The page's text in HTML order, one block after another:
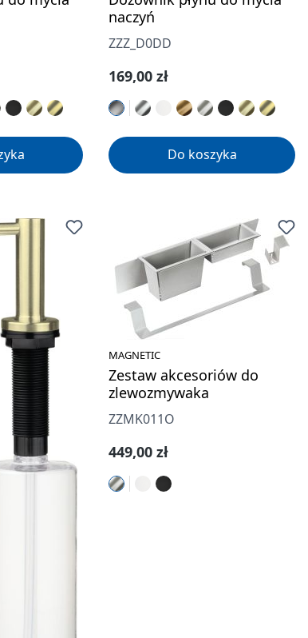
naczyń
ZZZ_D0DD
Cena regularna:
169,00 zł
Do koszyka
MAGNETIC
Zestaw akcesoriów do
zlewozmywaka
ZZMK011O
Cena regularna:
449,00 zł